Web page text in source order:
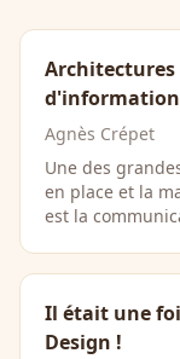
Architectures
d'information
Agnès Crépet
Une des
en place et la
est la
Il était une
Design !